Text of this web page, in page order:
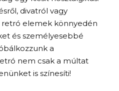
divatról vagy
elemek könnyedén
és személyesebbé
a
nem csak a múltat
is színesíti!